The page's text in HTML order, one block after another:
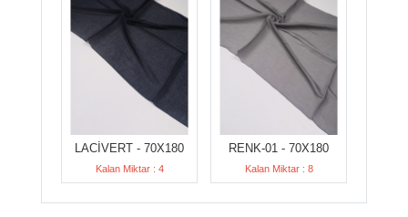
LACİVERT - 70X180
Kalan Miktar : 4
RENK-01 - 70X180
Kalan Miktar : 8